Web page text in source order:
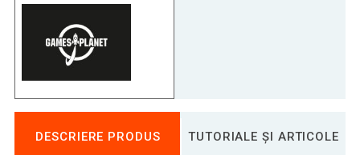
DESCRIERE PRODUS TUTORIALE ȘI ARTICOLE